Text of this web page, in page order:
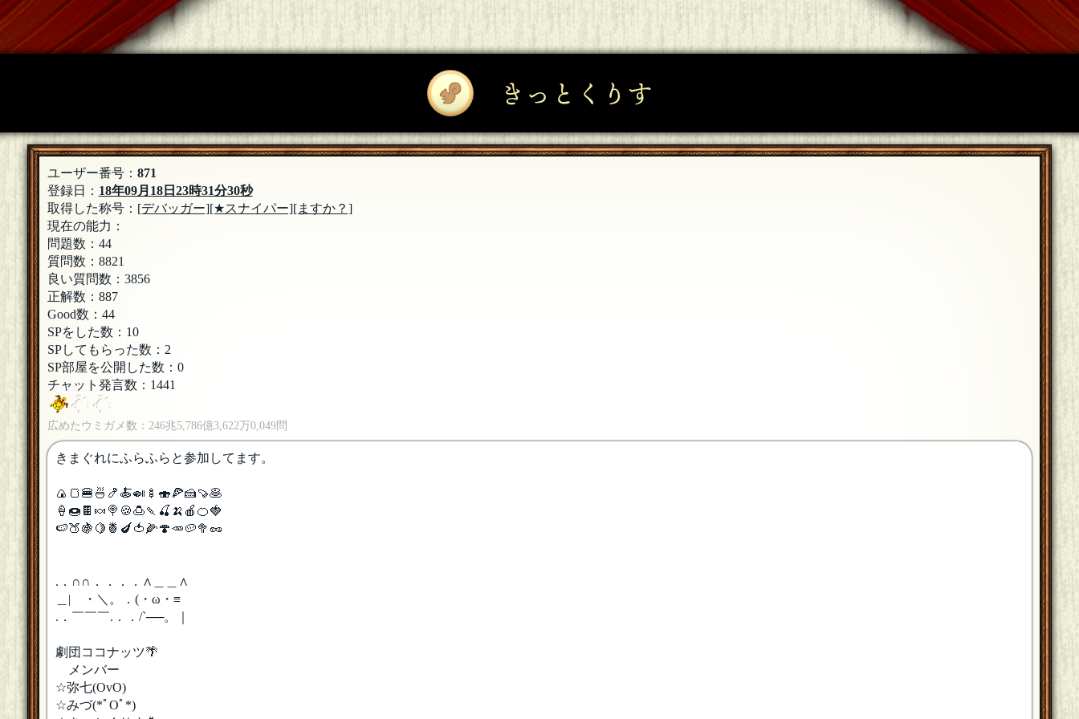
きっとくりす
ユーザー番号： 871
登録日： 18年09月18日23時31分30秒
取得した称号： [デバッガー] [★スナイパー] [ますか？]
現在の能力：
問題数：44
質問数：8821
良い質問数：3856
正解数：887
Good数：44
SPをした数：10
SPしてもらった数：2
SP部屋を公開した数：0
チャット発言数：1441
広めたウミガメ数：246兆5,786億3,622万0,049問
きまぐれにふらふらと参加してます。
🍙🍞🍔🍜🍤🍝🍛🍢🍣🍕🍰🍠🥞
🍦🍩🍫🍬🍭🍪🍮🍡🍒🍌🍎🍊🍓
🍉🍑🍇🍋🍍🍆🍅🌽🍄🥕🥔🥦🥜
.．∩∩．．．．∧＿＿∧
＿| ・＼。．(・ω・≡
.．￣￣￣.．．/`──。｜
劇団ココナッツ🌴
メンバー
☆弥七(OvO)
☆みづ(*ﾟOﾟ*)